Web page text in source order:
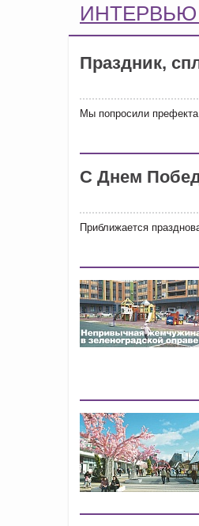
ИНТЕРВЬЮ
Праздник,
Мы попросили
С Днем
Приближается